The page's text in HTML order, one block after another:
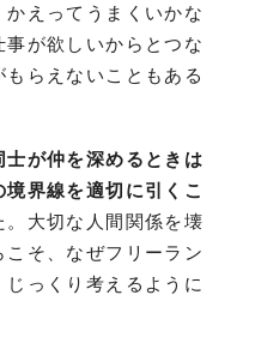
えってうまくいかな
が欲しいからとつな
らえないこともある
士が仲を深めるときは
境界線を適切に引くこ
。大切な人間関係を壊
そ、なぜフリーラン
っくり考えるように